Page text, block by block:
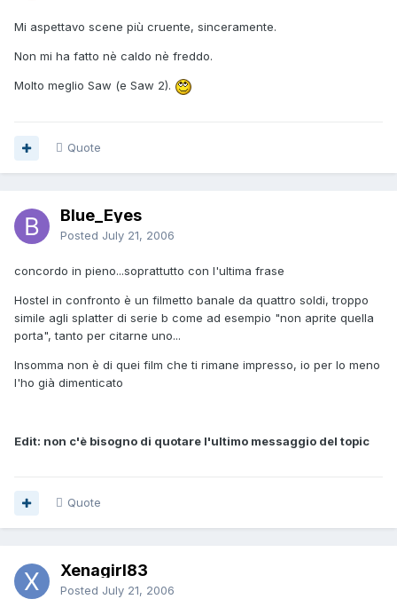
Mi aspettavo scene più cruente, sinceramente.
Non mi ha fatto nè caldo nè freddo.
Molto meglio Saw (e Saw 2).
Quote
Blue_Eyes
Posted July 21, 2006
concordo in pieno...soprattutto con l'ultima frase
Hostel in confronto è un filmetto banale da quattro soldi, troppo
simile agli splatter di serie b come ad esempio "non aprite quella
porta", tanto per citarne uno...
Insomma non è di quei film che ti rimane impresso, io per lo meno
l'ho già dimenticato
Edit: non c'è bisogno di quotare l'ultimo messaggio del topic
Quote
Xenagirl83
Posted July 21, 2006